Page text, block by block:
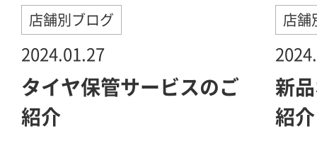
店舗別ブログ
2024.01.27
タイヤ保管サービスのご
紹介
店舗
新
紹介